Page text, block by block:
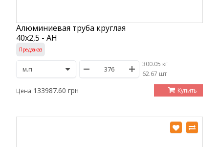
Алюминиевая труба круглая
40х2,5 - АН
Предзаказ
300.05 кг
/62.67 шт
Цена 133987.60 грн Купить